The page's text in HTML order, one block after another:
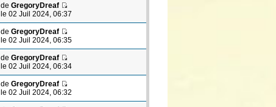
de GregoryDreaf
le 02 Juil 2024, 06:37
de GregoryDreaf
le 02 Juil 2024, 06:35
de GregoryDreaf
le 02 Juil 2024, 06:34
de GregoryDreaf
le 02 Juil 2024, 06:32